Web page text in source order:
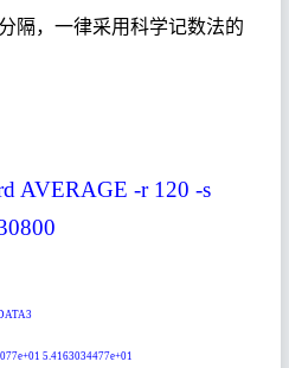
隔，一律采用科学记数法的
AVERAGE -r 120 -s
5.4163034477e+01